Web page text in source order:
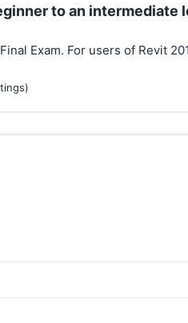
to an intermediate
Exam. For users of Revit